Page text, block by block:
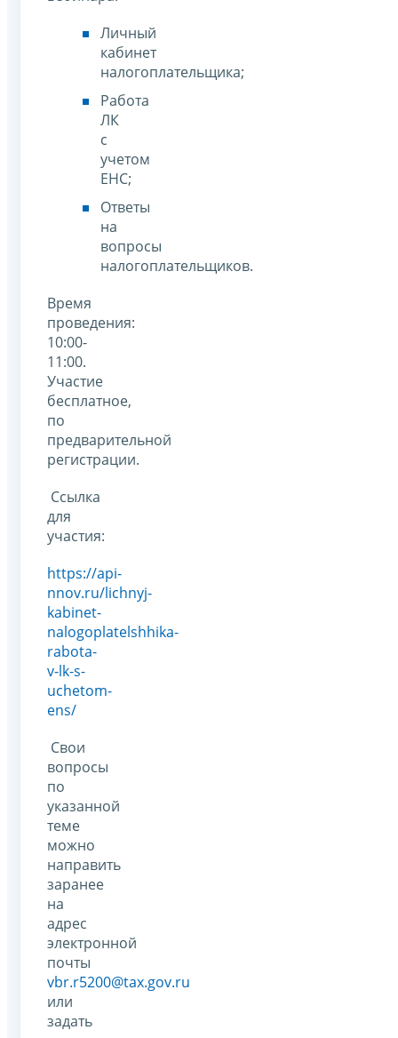
Личный
кабинет
налогоплательщика;
Работа
ЛК
с
учетом
ЕНС;
Ответы
на
вопросы
налогоплательщиков.
Время
проведения:
10:00-
11:00.
Участие
бесплатное,
по
предварительной
регистрации.
Ссылка
для
участия:
https://api-
nnov.ru/lichnyj-
kabinet-
nalogoplatelshhika-
rabota-
v-lk-s-
uchetom-
ens/
Свои
вопросы
по
указанной
теме
можно
направить
заранее
на
адрес
электронной
почты
vbr.r5200@tax.gov.ru
или
задать